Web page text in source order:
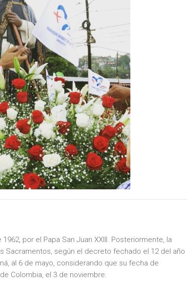
por el Papa San Juan XXIII. Posteriormente, la
Sacramentos, según el decreto fechado el 12 del año
al 6 de mayo, considerando que su fecha de
Colombia, el 3 de noviembre.